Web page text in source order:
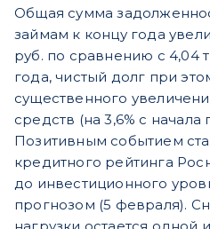
Общая сумма
займам к концу года
руб. по сравнению с 4,04
года, чистый долг при
существенного
средств (на 3,6% с начала
Позитивным событием
кредитного рейтинга
до инвестиционного
прогнозом (5 февраля).